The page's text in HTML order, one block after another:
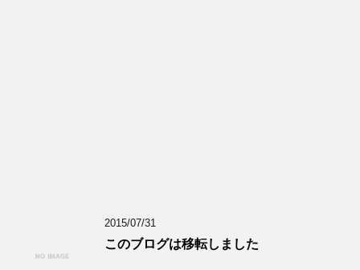
2015/07/31
このブログは移転しました